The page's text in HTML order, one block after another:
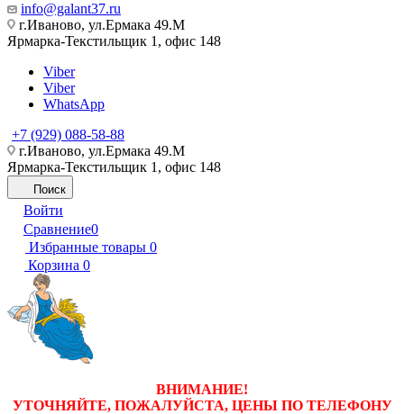
info@galant37.ru
г.Иваново, ул.Ермака 49.M
Ярмарка-Текстильщик 1, офис 148
Viber
Viber
WhatsApp
+7 (929) 088-58-88
г.Иваново, ул.Ермака 49.M
Ярмарка-Текстильщик 1, офис 148
Поиск
Войти
Сравнение0
Избранные товары 0
Корзина 0
ВНИМАНИЕ!
УТОЧНЯЙТЕ, ПОЖАЛУЙСТА, ЦЕНЫ ПО ТЕЛЕФОНУ